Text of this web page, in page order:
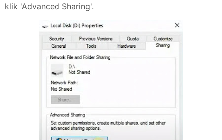
klik 'Advanced Sharing'.